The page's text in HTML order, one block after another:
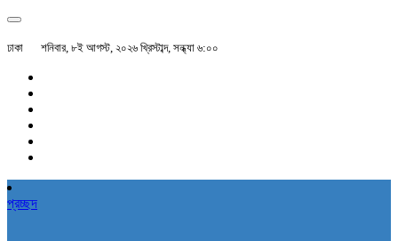
ঢাকা শনিবার, ৮ই আগস্ট, ২০২৬ খ্রিস্টাব্দ, সন্ধ্যা ৬:০০
প্রচ্ছদ